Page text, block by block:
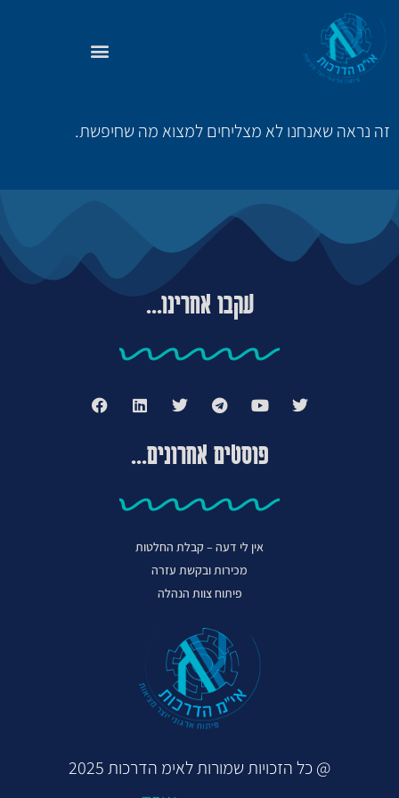
זה נראה שאנחנו לא מצליחים למצוא מה שחיפשת.
עקבו אחרינו...
פוסטים אחרונים...
אין לי דעה – קבלת החלטות
מכירות ובקשת עזרה
פיתוח צוות הנהלה
@ כל הזכויות שמורות לאימ הדרכות 2025